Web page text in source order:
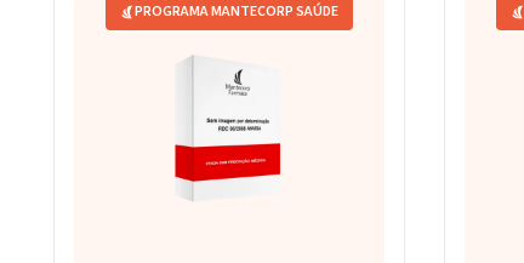
PROGRAMA MANTECORP SAÚDE